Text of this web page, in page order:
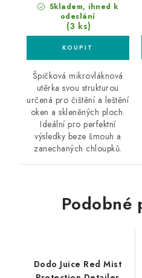
Skladem, ihned k
odeslání
(3 ks)
Špičková mikrovláknová
utěrka svou strukturou
určená pro čištění a leštění
oken a skleněných ploch.
Ideální pro perfektní
výsledky beze šmouh a
zanechaných chloupků.
Podobné
Dodo Juice Red Mist